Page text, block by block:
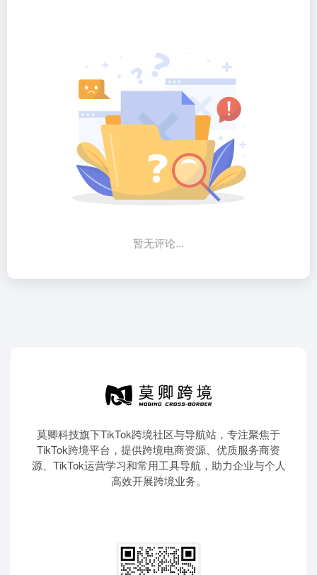
暂无评论...
莫卿科技旗下TikTok跨境社区与导航站，专注聚焦于
TikTok跨境平台，提供跨境电商资源、优质服务商资
源、TikTok运营学习和常用工具导航，助力企业与个人
高效开展跨境业务。